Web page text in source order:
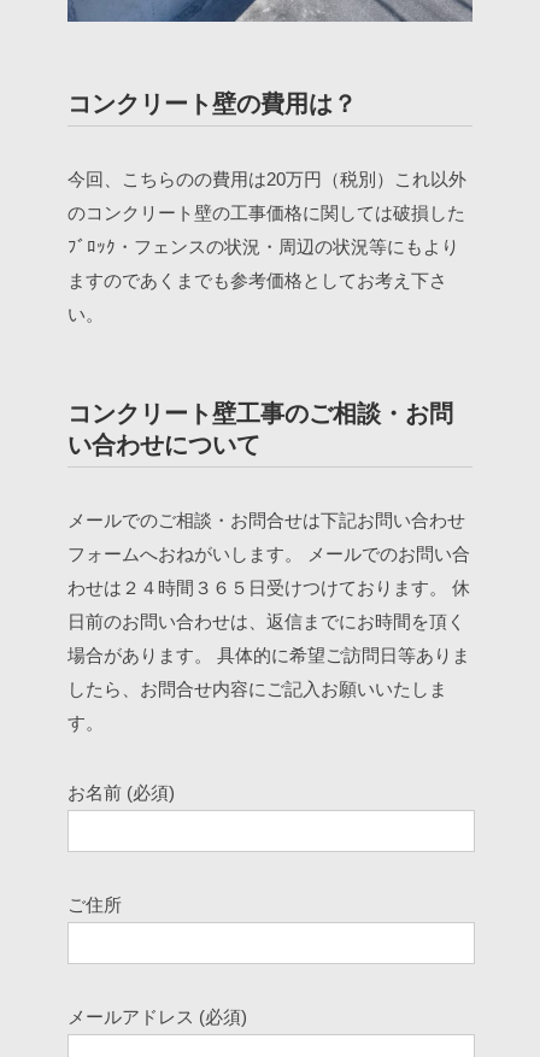
コンクリート壁の費用は？
今回、こちらのの費用は20万円（税別）これ以外
のコンクリート壁の工事価格に関しては破損した
ﾌﾞﾛｯｸ・フェンスの状況・周辺の状況等にもより
ますのであくまでも参考価格としてお考え下さ
い。
コンクリート壁工事のご相談・お問
い合わせについて
メールでのご相談・お問合せは下記お問い合わせ
フォームへおねがいします。
メールでのお問い合
わせは２４時間３６５日受けつけております。
休
日前のお問い合わせは、返信までにお時間を頂く
場合があります。
具体的に希望ご訪問日等ありま
したら、お問合せ内容にご記入お願いいたしま
す。
お名前 (必須)
ご住所
メールアドレス (必須)